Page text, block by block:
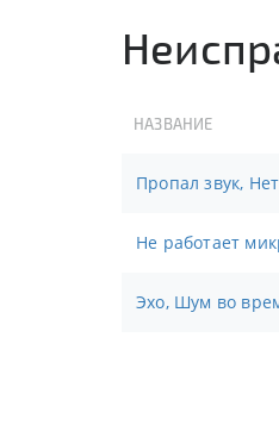
НАЗВАНИЕ
Пропал звук,
Не работает
Эхо, Шум во